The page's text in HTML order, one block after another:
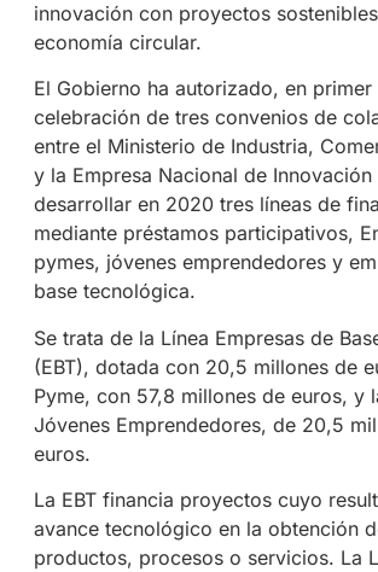
innovación con proyectos
economía circular.
El Gobierno ha autorizado, en primer
celebración de tres convenios de
entre el Ministerio de Industria,
y la Empresa Nacional de Innovación
desarrollar en 2020 tres líneas de
mediante préstamos participativos,
pymes, jóvenes emprendedores y
base tecnológica.
Se trata de la Línea Empresas de
(EBT), dotada con 20,5 millones de
Pyme, con 57,8 millones de euros, y
Jóvenes Emprendedores, de 20,5
euros.
La EBT financia proyectos cuyo
avance tecnológico en la obtención
productos, procesos o servicios. La